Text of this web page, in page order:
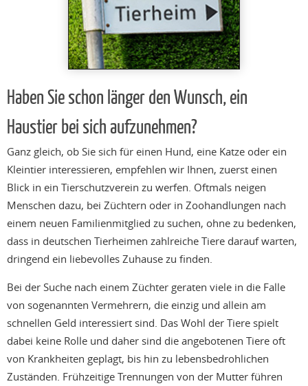
Haben Sie schon länger den Wunsch, ein
Haustier bei sich aufzunehmen?
Ganz gleich, ob Sie sich für einen Hund, eine Katze oder ein
Kleintier interessieren, empfehlen wir Ihnen, zuerst einen
Blick in ein Tierschutzverein zu werfen. Oftmals neigen
Menschen dazu, bei Züchtern oder in Zoohandlungen nach
einem neuen Familienmitglied zu suchen, ohne zu bedenken,
dass in deutschen Tierheimen zahlreiche Tiere darauf warten,
dringend ein liebevolles Zuhause zu finden.
Bei der Suche nach einem Züchter geraten viele in die Falle
von sogenannten Vermehrern, die einzig und allein am
schnellen Geld interessiert sind. Das Wohl der Tiere spielt
dabei keine Rolle und daher sind die angebotenen Tiere oft
von Krankheiten geplagt, bis hin zu lebensbedrohlichen
Zuständen. Frühzeitige Trennungen von der Mutter führen